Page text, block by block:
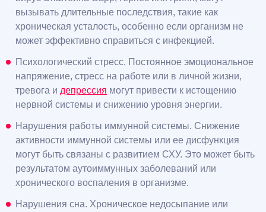
вызывать длительные последствия, такие как
хроническая усталость, особенно если организм не
может эффективно справиться с инфекцией.
Психологический стресс. Постоянное эмоциональное
напряжение, стресс на работе или в личной жизни,
тревога и депрессия могут привести к истощению
нервной системы и снижению уровня энергии.
Нарушения работы иммунной системы. Снижение
активности иммунной системы или ее дисфункция
могут быть связаны с развитием СХУ. Это может быть
результатом аутоиммунных заболеваний или
хронического воспаления в организме.
Нарушения сна. Хроническое недосыпание или